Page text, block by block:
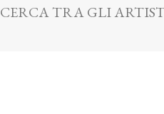
CERCA TRA GLI